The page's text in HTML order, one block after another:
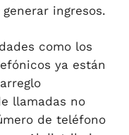
ingresos.
como los
ya están
llamadas no
de teléfono